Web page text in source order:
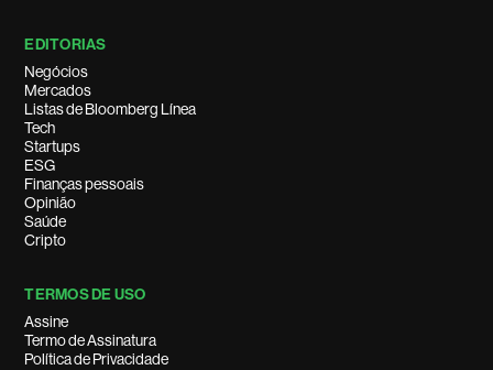
EDITORIAS
Negócios
Mercados
Listas de Bloomberg Línea
Tech
Startups
ESG
Finanças pessoais
Opinião
Saúde
Cripto
TERMOS DE USO
Assine
Termo de Assinatura
Política de Privacidade